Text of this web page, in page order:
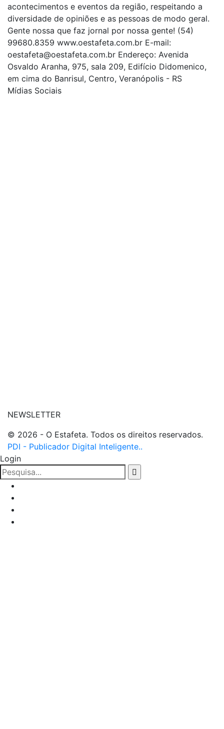
acontecimentos e eventos da região, respeitando a
diversidade de opiniões e as pessoas de modo geral.
Gente nossa que faz jornal por nossa gente! (54)
99680.8359 www.oestafeta.com.br E-mail:
oestafeta@oestafeta.com.br Endereço: Avenida
Osvaldo Aranha, 975, sala 209, Edifício Didomenico,
em cima do Banrisul, Centro, Veranópolis - RS
Mídias Sociais
NEWSLETTER
© 2026 - O Estafeta. Todos os direitos reservados.
PDI - Publicador Digital Inteligente..
Login